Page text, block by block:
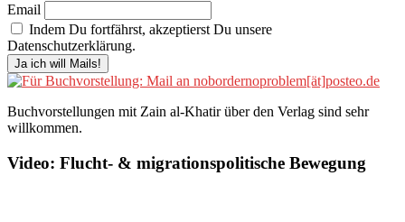
Email
Indem Du fortfährst, akzeptierst Du unsere
Datenschutzerklärung.
Buchvorstellungen mit Zain al-Khatir über den Verlag sind sehr
willkommen.
Video: Flucht- & migrationspolitische Bewegung